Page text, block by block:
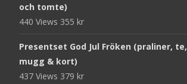
och tomte)
440 Views 355 kr
Presentset God Jul Fröken (praliner, te,
mugg & kort)
437 Views 379 kr